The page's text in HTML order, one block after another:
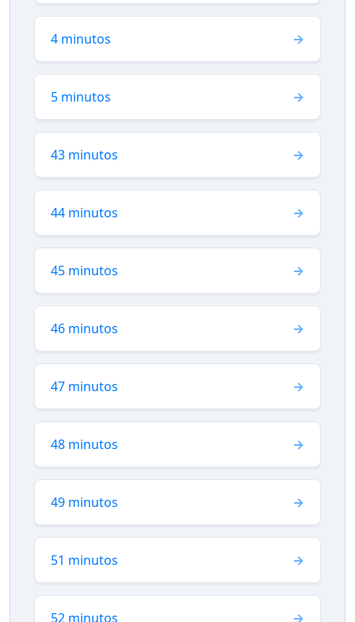
4 minutos
5 minutos
43 minutos
44 minutos
45 minutos
46 minutos
47 minutos
48 minutos
49 minutos
51 minutos
52 minutos